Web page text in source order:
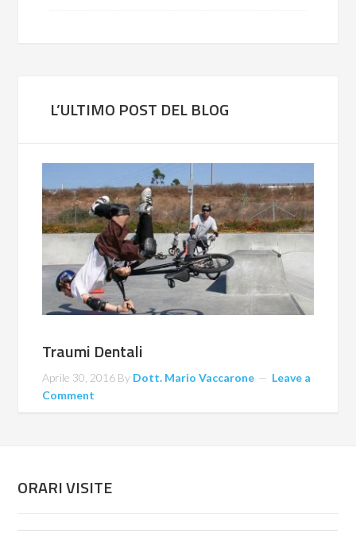
L’ULTIMO POST DEL BLOG
Traumi Dentali
Aprile 30, 2016 By Dott. Mario Vaccarone
Leave a
Comment
ORARI VISITE